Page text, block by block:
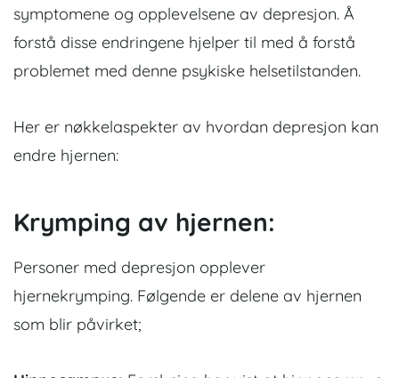
symptomene og opplevelsene av depresjon. Å
forstå disse endringene hjelper til med å forstå
problemet med denne psykiske helsetilstanden.
Her er nøkkelaspekter av hvordan depresjon kan
endre hjernen:
Krymping av hjernen:
Personer med depresjon opplever
hjernekrymping. Følgende er delene av hjernen
som blir påvirket;